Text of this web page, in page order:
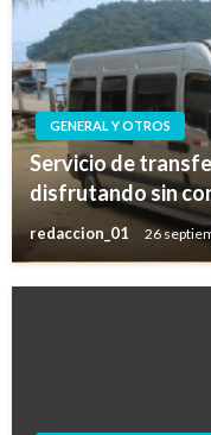
GENERAL Y OTROS
Servicio de
disfrutando sin
redaccion_01 26